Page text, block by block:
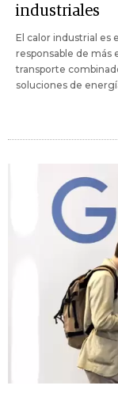
industriales
El calor industrial es
responsable de más
transporte
soluciones de